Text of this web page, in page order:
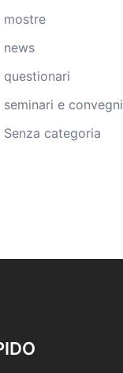
mostre
news
questionari
seminari e convegni
Senza categoria